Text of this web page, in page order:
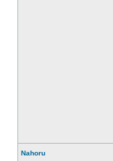
Nahoru